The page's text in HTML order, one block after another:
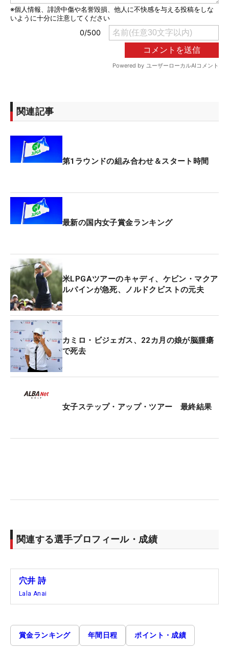
関連記事
第1ラウンドの組み合わせ＆スタート時間
最新の国内女子賞金ランキング
米LPGAツアーのキャディ、ケビン・マクア
ルパインが急死、ノルドクビストの元夫
カミロ・ビジェガス、22カ月の娘が脳腫瘍
で死去
女子ステップ・アップ・ツアー 最終結果
関連する選手プロフィール・成績
穴井 詩
Lala Anai
賞金ランキング 年間日程 ポイント・成績